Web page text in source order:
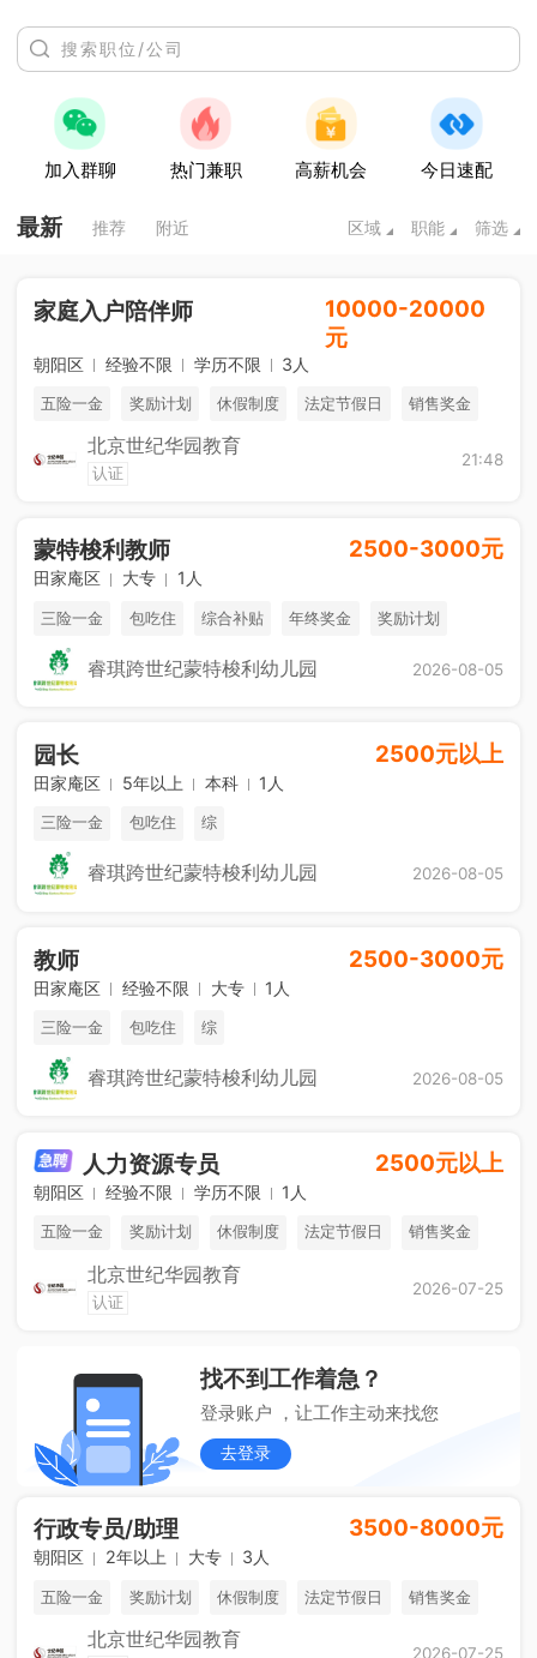
加入群聊 热门兼职 高薪机会 今日速配
最新 推荐 附近 区域 职能 筛选
家庭入户陪伴师
10000-20000
元
朝阳区 经验不限 学历不限 3人
五险一金 奖励计划 休假制度 法定节假日 销售奖金
免费进修 海外游学 综合补贴
北京世纪华园教育
认证
21:48
蒙特梭利教师 2500-3000元
田家庵区 大专 1人
三险一金 包吃住 综合补贴 年终奖金 奖励计划
销售奖金 休假制度 法定节假日
睿琪跨世纪蒙特梭利幼儿园 2026-08-05
园长 2500元以上
田家庵区 5年以上 本科 1人
三险一金 包吃住 综
睿琪跨世纪蒙特梭利幼儿园 2026-08-05
教师 2500-3000元
田家庵区 经验不限 大专 1人
三险一金 包吃住 综
睿琪跨世纪蒙特梭利幼儿园 2026-08-05
人力资源专员 2500元以上
朝阳区 经验不限 学历不限 1人
五险一金 奖励计划 休假制度 法定节假日 销售奖金
免费进修 海外游学 综合补贴
北京世纪华园教育
认证
2026-07-25
找不到工作着急？
登录账户 ，让工作主动来找您
去登录
行政专员/助理 3500-8000元
朝阳区 2年以上 大专 3人
五险一金 奖励计划 休假制度 法定节假日 销售奖金
免费进修 海外游学 综合补贴
北京世纪华园教育
2026-07-25